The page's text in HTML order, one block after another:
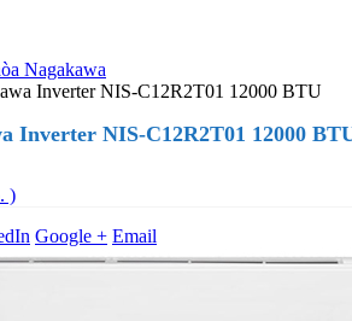
Nagakawa
Inverter NIS-C12R2T01 12000 BTU
Inverter NIS-C12R2T01 12000
)
Google + Email